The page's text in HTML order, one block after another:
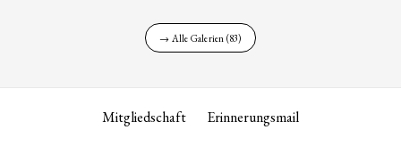
→ Alle Galerien (83)
Mitgliedschaft Erinnerungsmail